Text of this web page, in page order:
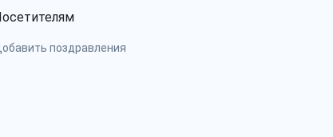
поздравления